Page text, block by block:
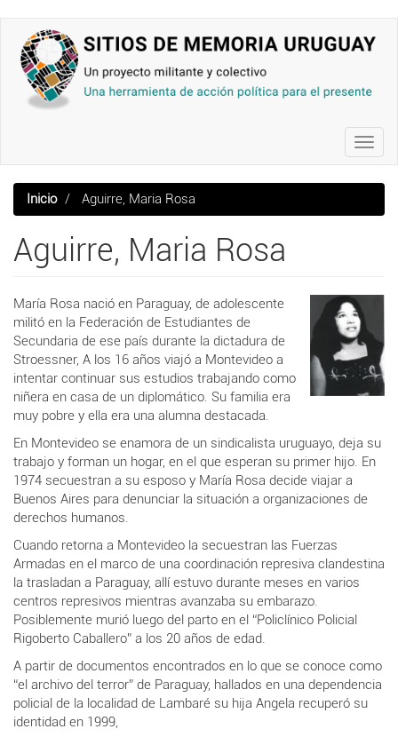
contenido
principal
Inicio Aguirre, Maria Rosa
Aguirre, Maria Rosa
María Rosa nació en Paraguay, de adolescente
militó en la Federación de Estudiantes de
Secundaria de ese país durante la dictadura de
Stroessner, A los 16 años viajó a Montevideo a
intentar continuar sus estudios trabajando como
niñera en casa de un diplomático. Su familia era
muy pobre y ella era una alumna destacada.
En Montevideo se enamora de un sindicalista uruguayo, deja su
trabajo y forman un hogar, en el que esperan su primer hijo. En
1974 secuestran a su esposo y María Rosa decide viajar a
Buenos Aires para denunciar la situación a organizaciones de
derechos humanos.
Cuando retorna a Montevideo la secuestran las Fuerzas
Armadas en el marco de una coordinación represiva clandestina
la trasladan a Paraguay, allí estuvo durante meses en varios
centros represivos mientras avanzaba su embarazo.
Posiblemente murió luego del parto en el “Policlínico Policial
Rigoberto Caballero” a los 20 años de edad.
A partir de documentos encontrados en lo que se conoce como
“el archivo del terror” de Paraguay, hallados en una dependencia
policial de la localidad de Lambaré su hija Angela recuperó su
identidad en 1999,